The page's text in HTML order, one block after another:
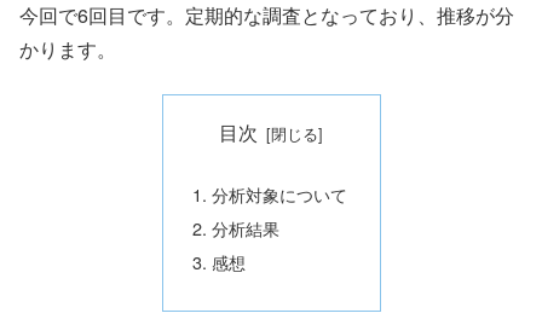
今回で6回目です。定期的な調査となっており、推移が分
かります。
目次
分析対象について
分析結果
感想